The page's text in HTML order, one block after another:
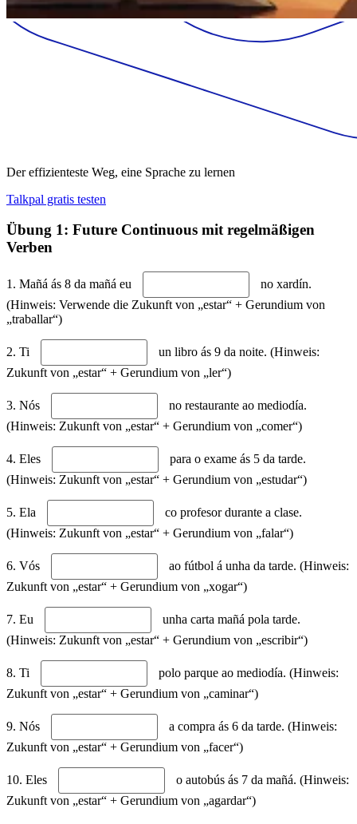
Der effizienteste Weg, eine Sprache zu lernen
Talkpal gratis testen
Übung 1: Future Continuous mit regelmäßigen
Verben
1. Mañá ás 8 da mañá eu
no xardín.
(Hinweis: Verwende die Zukunft von „estar“ + Gerundium von
„traballar“)
2. Ti
un libro ás 9 da noite. (Hinweis:
Zukunft von „estar“ + Gerundium von „ler“)
3. Nós
no restaurante ao mediodía.
(Hinweis: Zukunft von „estar“ + Gerundium von „comer“)
4. Eles
para o exame ás 5 da tarde.
(Hinweis: Zukunft von „estar“ + Gerundium von „estudar“)
5. Ela
co profesor durante a clase.
(Hinweis: Zukunft von „estar“ + Gerundium von „falar“)
6. Vós
ao fútbol á unha da tarde. (Hinweis:
Zukunft von „estar“ + Gerundium von „xogar“)
7. Eu
unha carta mañá pola tarde.
(Hinweis: Zukunft von „estar“ + Gerundium von „escribir“)
8. Ti
polo parque ao mediodía. (Hinweis:
Zukunft von „estar“ + Gerundium von „caminar“)
9. Nós
a compra ás 6 da tarde. (Hinweis:
Zukunft von „estar“ + Gerundium von „facer“)
10. Eles
o autobús ás 7 da mañá. (Hinweis:
Zukunft von „estar“ + Gerundium von „agardar“)